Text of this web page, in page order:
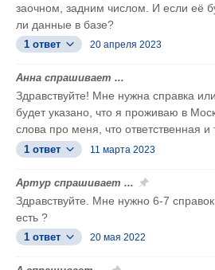
заочном, задним числом. И если еë
ли данные в базе?
1 ответ 20 апреля 2023
Анна спрашивает ...
Здравствуйте! Мне нужна справка
будет указано, что я проживаю в
слова про меня, что ответственная и
1 ответ 11 марта 2023
Артур спрашивает ...
Здравствуйте. Мне нужно 6-7
есть ?
1 ответ 20 мая 2022